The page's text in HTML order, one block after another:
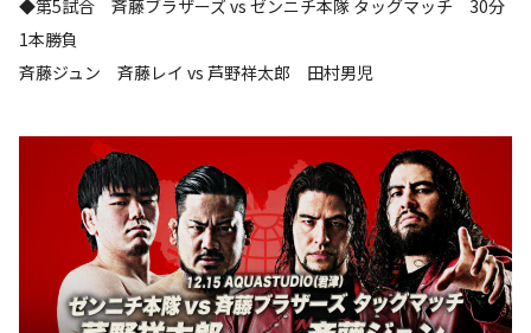
◆第5試合 斉藤ブラザーズ vs ゼンニチ本隊 タッグマッチ 30分
1本勝負
斉藤ジュン 斉藤レイ vs 芦野祥太郎 田村男児